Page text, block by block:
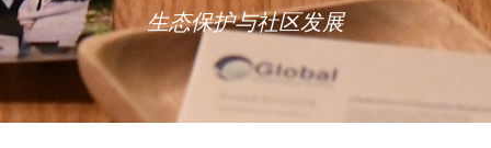
生态保护与社区发展